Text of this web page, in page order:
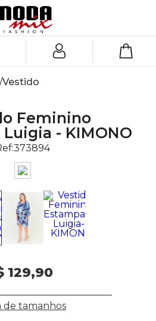
Vestido
Feminino
- KIMONO
373894
129,90
de tamanhos